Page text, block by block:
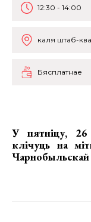
12:30 - 14:00
каля штаб-
Бясплатнае
У пятніцу, 26
клічуць на
Чарнобыльскай